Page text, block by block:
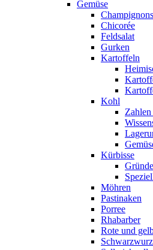
Gemüse
Champignons
Chicorée
Feldsalat
Gurken
Kartoffeln
Kohl
Kürbisse
Möhren
Pastinaken
Porree
Rhabarber
Rote und